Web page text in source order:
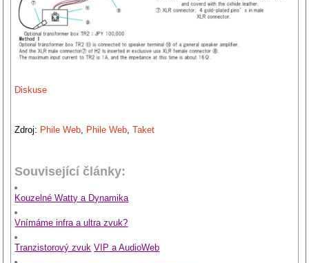
Diskuse
Zdroj: Phile Web Phile Web ,Taket
Související články:
Kouzelné Watty a Dynamika
Vnímáme infra a ultra zvuk?
Tranzistorový zvuk VIP a AudioWeb